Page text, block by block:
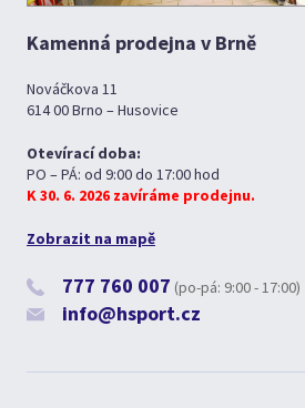
Kamenná prodejna v Brně
Nováčkova 11
614 00 Brno – Husovice
Otevírací doba:
PO – PÁ: od 9:00 do 17:00 hod
K 30. 6. 2026 zavíráme prodejnu.
Zobrazit na mapě
777 760 007 (po-pá: 9:00 - 17:00)
info@hsport.cz